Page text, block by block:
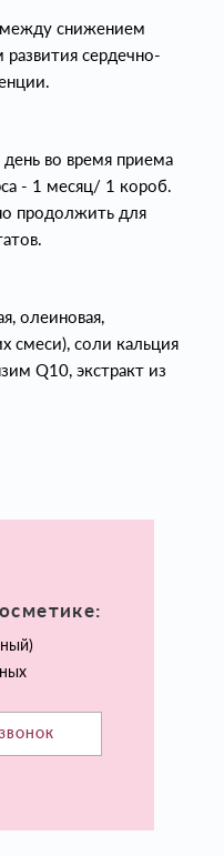
между снижением
сердечно-
во время приема
- 1 месяц/ 1 короб.
продолжить для
олеиновая,
смеси), cоли кальция
Q10, экстракт из